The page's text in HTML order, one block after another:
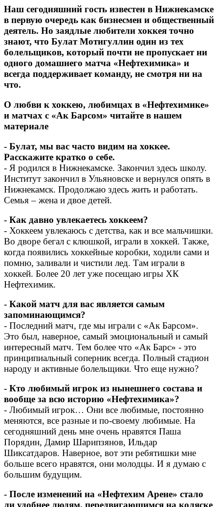
Наш сегодняшний гость известен в Нижнекамске
в первую очередь как бизнесмен и общественный
деятель. Но заядлые любители хоккея точно
знают, что Булат Мотигуллин один из тех
болельщиков, который почти не пропускает ни
одного домашнего матча «Нефтехимика» и
всегда поддерживает команду, не смотря ни на
что.
О любви к хоккею, любимцах в «Нефтехимике»
и матчах с «Ак Барсом» читайте в нашем
материале
- Булат, мы вас часто видим на хоккее.
Расскажите кратко о себе.
- Я родился в Нижнекамске. Закончил здесь школу.
Институт закончил в Ульяновске и вернулся опять в
Нижнекамск. Продолжаю здесь жить и работать.
Семья – жена и двое детей.
- Как давно увлекаетесь хоккеем?
- Хоккеем увлекаюсь с детства, как и все мальчишки.
Во дворе бегал с клюшкой, играли в хоккей. Также,
когда появились хоккейные коробки, ходили сами и
помню, заливали и чистили лед. Там играли в
хоккей. Более 20 лет уже посещаю игры ХК
Нефтехимик.
- Какой матч для вас является самым
запоминающимся?
- Последний матч, где мы играли с «Ак Барсом».
Это был, наверное, самый эмоциональный и самый
интересный матч. Тем более что «Ак Барс» - это
принципиальный соперник всегда. Полный стадион
народу и активные болельщики. Что еще нужно?
- Кто любимый игрок из нынешнего состава и
вообще за всю историю «Нефтехимика»?
- Любимый игрок… Они все любимые, постоянно
меняются, все разные и по-своему любимые. На
сегодняшний день мне очень нравятся Паша
Порядин, Дамир Шарипзянов, Ильдар
Шиксатдаров. Наверное, вот эти ребятишки мне
больше всего нравятся, они молодцы. И я думаю с
большим будущим.
- После изменений на «Нефтехим Арене» стало
ли удобнее людям, передвигающимся на коляске